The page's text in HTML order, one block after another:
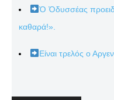
Ὁ Ὀδυσσέας
καθαρά!».
Είναι τρελός ο